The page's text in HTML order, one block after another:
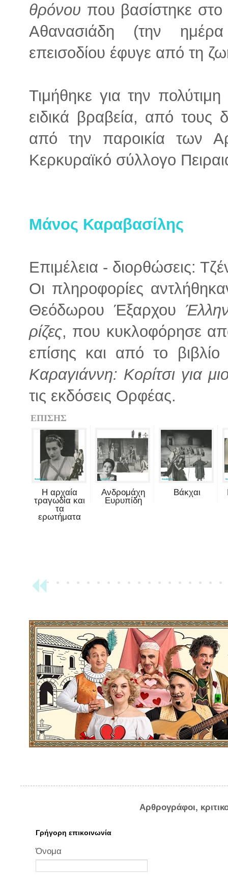
θρόνου που βασίστηκε στο
Αθανασιάδη (την
επεισοδίου έφυγε από τη
Τιμήθηκε για την
ειδικά βραβεία, από
από την παροικία των
Κερκυραϊκό σύλλογο
Μάνος Καραβασίλης
Επιμέλεια - διορθώσεις:
Οι πληροφορίες
Θεόδωρου Έξαρχου
ρίζες, που κυκλοφόρησε
επίσης και από το
Καραγιάννη: Κορίτσι για
τις εκδόσεις Ορφέας.
ΕΠΙΣΗΣ
Η αρχαία
τραγωδία και
τα
ερωτήματα
Ανδρομάχη
Ευρυπίδη
Βάκχαι
Αρθρογράφοι,
Γρήγορη επικοινωνία
Όνομα